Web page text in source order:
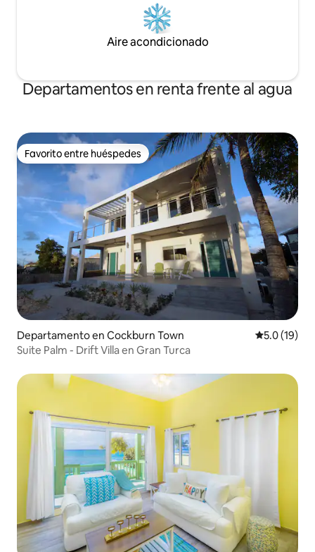
Aire acondicionado
Departamentos en renta frente al agua
Favorito entre huéspedes
Favorito entre huéspedes
Departamento en Cockburn Town Calificación
5.0 (19)
Suite Palm - Drift Villa en Gran Turca